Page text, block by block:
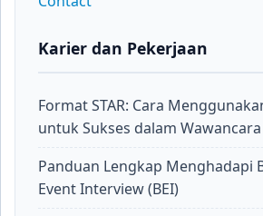
Karier dan Pekerjaan
Format STAR: Cara
untuk Sukses dalam
Panduan Lengkap Menghadapi
Event Interview (BEI)